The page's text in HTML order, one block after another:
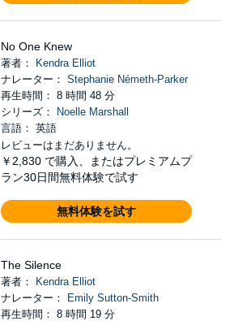
No One Knew
著者：
Kendra Elliot
ナレーター： Stephanie Németh-Parker
再生時間： 8 時間 48 分
シリーズ：
Noelle Marshall
言語： 英語
レビューはまだありません。
￥2,830 で購入、またはプレミアムプ
ラン30日間無料体験で試す
無料体験を試す
The Silence
著者：
Kendra Elliot
ナレーター：
Emily Sutton-Smith
再生時間： 8 時間 19 分